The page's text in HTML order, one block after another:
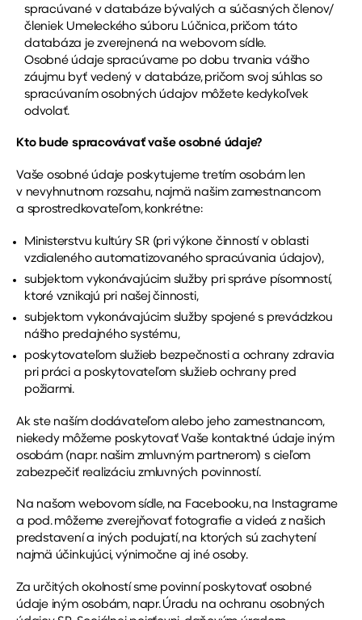
spracúvané v databáze bývalých a súčasných členov/
členiek Umeleckého súboru Lúčnica, pričom táto
databáza je zverejnená na webovom sídle.
Osobné údaje spracúvame po dobu trvania vášho
záujmu byť vedený v databáze, pričom svoj súhlas so
spracúvaním osobných údajov môžete kedykoľvek
odvolať.
Kto bude spracovávať vaše osobné údaje?
Vaše osobné údaje poskytujeme tretím osobám len
v nevyhnutnom rozsahu, najmä našim zamestnancom
a sprostredkovateľom, konkrétne:
Ministerstvu kultúry SR (pri výkone činností v oblasti
vzdialeného automatizovaného spracúvania údajov),
subjektom vykonávajúcim služby pri správe písomností,
ktoré vznikajú pri našej činnosti,
subjektom vykonávajúcim služby spojené s prevádzkou
nášho predajného systému,
poskytovateľom služieb bezpečnosti a ochrany zdravia
pri práci a poskytovateľom služieb ochrany pred
požiarmi.
Ak ste naším dodávateľom alebo jeho zamestnancom,
niekedy môžeme poskytovať Vaše kontaktné údaje iným
osobám (napr. našim zmluvným partnerom) s cieľom
zabezpečiť realizáciu zmluvných povinností.
Na našom webovom sídle, na Facebooku, na Instagrame
a pod. môžeme zverejňovať fotografie a videá z našich
predstavení a iných podujatí, na ktorých sú zachytení
najmä účinkujúci, výnimočne aj iné osoby.
Za určitých okolností sme povinní poskytovať osobné
údaje iným osobám, napr. Úradu na ochranu osobných